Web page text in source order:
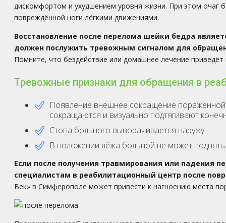
дискомфортом и ухудшением уровня жизни. При этом очаг
повреждённой ноги лёгкими движениями.
Восстановление после перелома шейки бедра
должен послужить тревожным сигналом для
Помните, что бездействие или домашнее лечение приведёт
Тревожные признаки для обращения в
Появление внешнее сокращение поражённой
сокращаются и визуально подтягивают
Стопа больного выворачивается наружу.
В положении лёжа больной не может поднять
Если после получения травмирования или падения
специалистам в реабилитационный центр после
Век» в Симферополе может привести к нагноению места